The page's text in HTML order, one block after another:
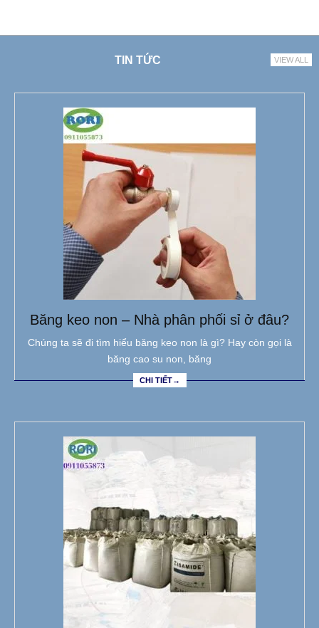
TIN TỨC VIEW ALL
Băng keo non – Nhà phân phối sỉ ở đâu?
Chúng ta sẽ đi tìm hiểu băng keo non là gì? Hay còn gọi là
băng cao su non, băng
CHI TIẾT→